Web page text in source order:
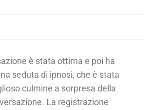
è stata ottima e poi ha
seduta di ipnosi, che è stata
culmine a sorpresa della
La registrazione